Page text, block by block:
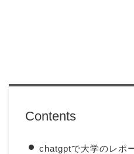
Contents
chatgptで大学のレポ